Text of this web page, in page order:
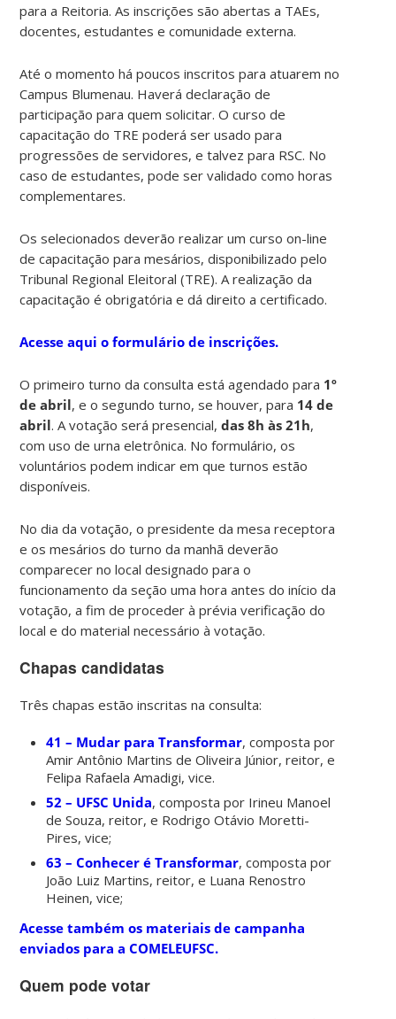
para a Reitoria. As inscrições são abertas a TAEs,
docentes, estudantes e comunidade externa.
Até o momento há poucos inscritos para atuarem no
Campus Blumenau. Haverá declaração de
participação para quem solicitar. O curso de
capacitação do TRE poderá ser usado para
progressões de servidores, e talvez para RSC. No
caso de estudantes, pode ser validado como horas
complementares.
Os selecionados deverão realizar um curso on-line
de capacitação para mesários, disponibilizado pelo
Tribunal Regional Eleitoral (TRE). A realização da
capacitação é obrigatória e dá direito a certificado.
Acesse aqui o formulário de inscrições.
O primeiro turno da consulta está agendado para 1º
de abril, e o segundo turno, se houver, para 14 de
abril. A votação será presencial,das 8h às 21h,
com uso de urna eletrônica. No formulário, os
voluntários podem indicar em que turnos estão
disponíveis.
No dia da votação, o presidente da mesa receptora
e os mesários do turno da manhã deverão
comparecer no local designado para o
funcionamento da seção uma hora antes do início da
votação, a fim de proceder à prévia verificação do
local e do material necessário à votação.
Chapas candidatas
Três chapas estão inscritas na consulta:
41 – Mudar para Transformar, composta por
Amir Antônio Martins de Oliveira Júnior, reitor, e
Felipa Rafaela Amadigi, vice.
52 – UFSC Unida, composta por Irineu Manoel
de Souza, reitor, e Rodrigo Otávio Moretti-
Pires, vice;
63 – Conhecer é Transformar, composta por
João Luiz Martins, reitor, e Luana Renostro
Heinen, vice;
Acesse também os materiais de campanha
enviados para a COMELEUFSC.
Quem pode votar